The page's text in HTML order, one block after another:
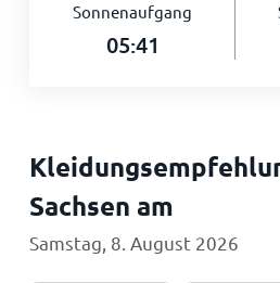
Sonnenaufgang
05:41
Sachsen am
Samstag, 8. August 2026